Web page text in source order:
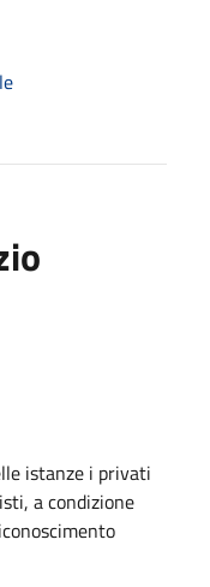
istanze i privati
a condizione